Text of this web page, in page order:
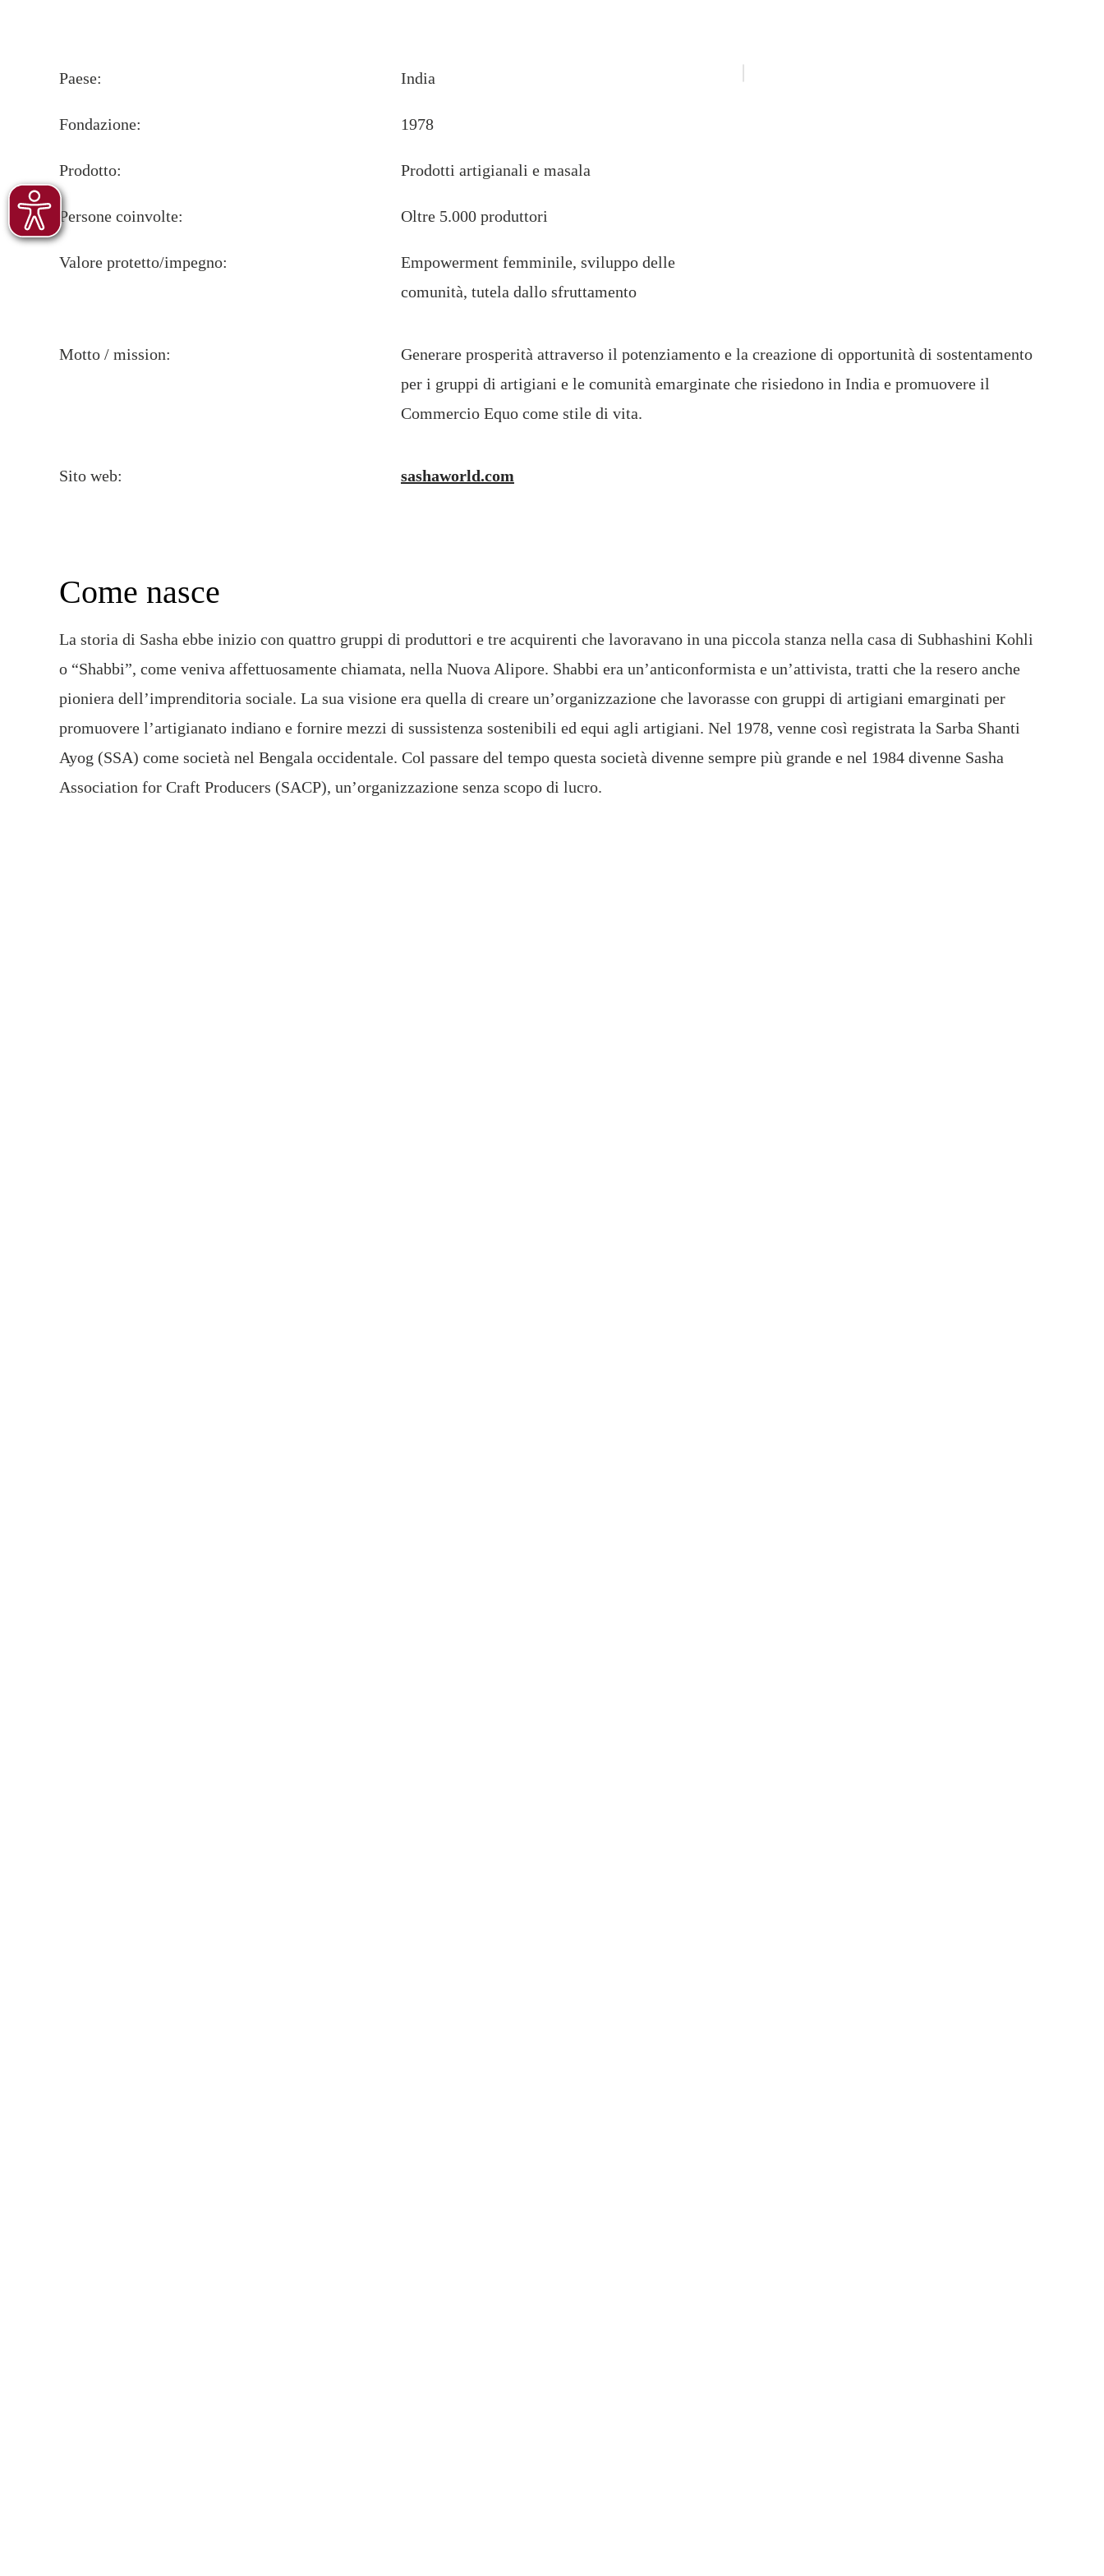
Paese:
Fondazione:
Prodotto:
Persone coinvolte:
Valore protetto/impegno:
India
1978
Prodotti artigianali e masala
Oltre 5.000 produttori
Empowerment femminile, sviluppo delle
comunità, tutela dallo sfruttamento
Motto / mission:
Generare prosperità attraverso il potenziamento e la creazione di opportunità di sostentamento
per i gruppi di artigiani e le comunità emarginate che risiedono in India e promuovere il
Commercio Equo come stile di vita.
Sito web: sashaworld.com
Come nasce
La storia di Sasha ebbe inizio con quattro gruppi di produttori e tre acquirenti che lavoravano in una piccola stanza nella casa di Subhashini Kohli
o “Shabbi”, come veniva affettuosamente chiamata, nella Nuova Alipore. Shabbi era un’anticonformista e un’attivista, tratti che la resero anche
pioniera dell’imprenditoria sociale. La sua visione era quella di creare un’organizzazione che lavorasse con gruppi di artigiani emarginati per
promuovere l’artigianato indiano e fornire mezzi di sussistenza sostenibili ed equi agli artigiani. Nel 1978, venne così registrata la Sarba Shanti
Ayog (SSA) come società nel Bengala occidentale. Col passare del tempo questa società divenne sempre più grande e nel 1984 divenne Sasha
Association for Craft Producers (SACP), un’organizzazione senza scopo di lucro.